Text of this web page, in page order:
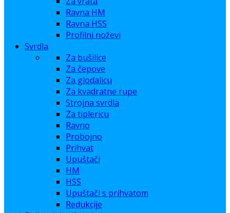
Ravna HM
Ravna HSS
Profilni noževi
Svrdla
Za bušilice
Za čepove
Za glodalicu
Za kvadratne rupe
Strojna svrdla
Za tiplericu
Ravno
Probojno
Prihvat
Upuštači
HM
HSS
Upuštači s prihvatom
Redukcije